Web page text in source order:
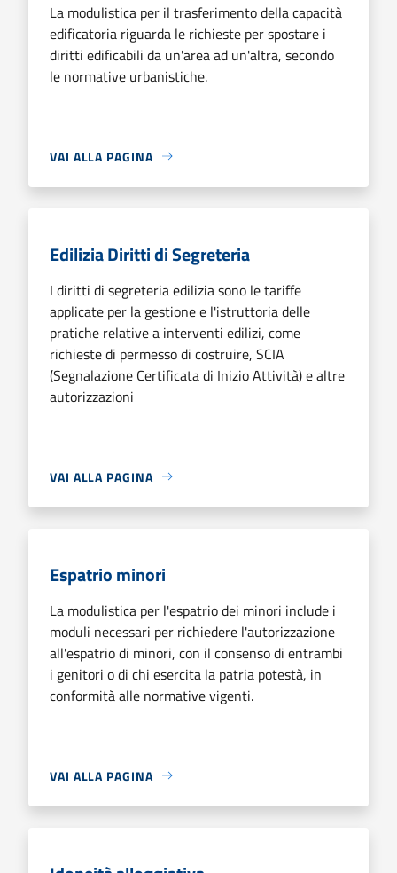
La modulistica per il trasferimento della capacità
edificatoria riguarda le richieste per spostare i
diritti edificabili da un'area ad un'altra, secondo
le normative urbanistiche.
VAI ALLA PAGINA
Edilizia Diritti di Segreteria
I diritti di segreteria edilizia sono le tariffe
applicate per la gestione e l'istruttoria delle
pratiche relative a interventi edilizi, come
richieste di permesso di costruire, SCIA
(Segnalazione Certificata di Inizio Attività) e altre
autorizzazioni
VAI ALLA PAGINA
Espatrio minori
La modulistica per l'espatrio dei minori include i
moduli necessari per richiedere l'autorizzazione
all'espatrio di minori, con il consenso di entrambi
i genitori o di chi esercita la patria potestà, in
conformità alle normative vigenti.
VAI ALLA PAGINA